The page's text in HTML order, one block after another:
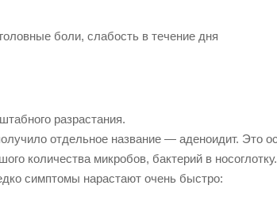
боли, слабость в течение дня
разрастания.
отдельное название — аденоидит. Это
количества микробов, бактерий в носоглотку.
симптомы нарастают очень быстро: